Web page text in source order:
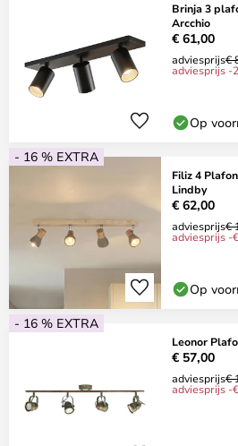
Brinja 3
Arcchio
€ 61,00
adviesprijs€
adviesprijs -
Op
- 16 % EXTRA
Filiz 4
Lindby
€ 62,00
adviesprijs€
adviesprijs -
Op
- 16 % EXTRA
Leonor
€ 57,00
adviesprijs€
adviesprijs -